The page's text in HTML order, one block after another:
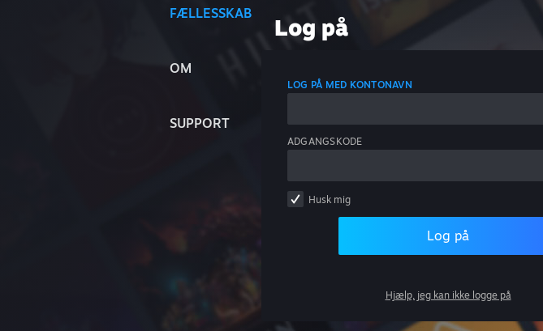
FÆLLESSKAB
OM
SUPPORT
Log på
LOG PÅ MED KONTONAVN
ADGANGSKODE
Husk mig
Log på
Hjælp, jeg kan ikke logge på